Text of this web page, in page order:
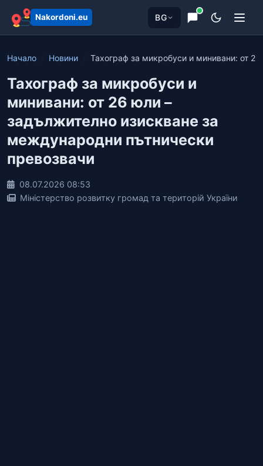
Nakordoni.eu BG
Начало Новини Тахограф за микробуси и минивани: от
Тахограф за микробуси и
минивани: от 26 юли –
задължително изискване за
международни пътнически
превозвачи
08.07.2026 08:53
Міністерство розвитку громад та територій України